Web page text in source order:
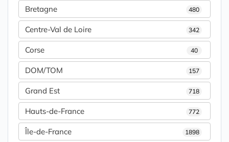
Bretagne 480
Centre-Val de Loire 342
Corse 40
DOM/TOM 157
Grand Est 718
Hauts-de-France 772
Île-de-France 1898